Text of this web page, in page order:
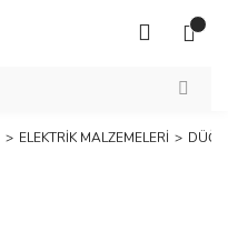
ELEKTRİK MALZEMELERİ